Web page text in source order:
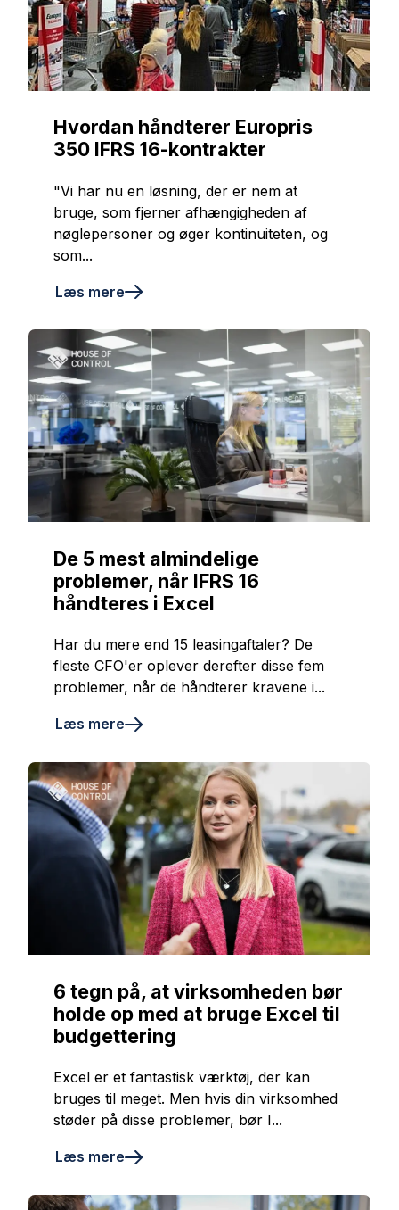
Hvordan håndterer Europris
350 IFRS 16-kontrakter
"Vi har nu en løsning, der er nem at
bruge, som fjerner afhængigheden af
nøglepersoner og øger kontinuiteten, og
som...
Læs mere
De 5 mest almindelige
problemer, når IFRS 16
håndteres i Excel
Har du mere end 15 leasingaftaler? De
fleste CFO'er oplever derefter disse fem
problemer, når de håndterer kravene i...
Læs mere
6 tegn på, at virksomheden bør
holde op med at bruge Excel til
budgettering
Excel er et fantastisk værktøj, der kan
bruges til meget. Men hvis din virksomhed
støder på disse problemer, bør I...
Læs mere